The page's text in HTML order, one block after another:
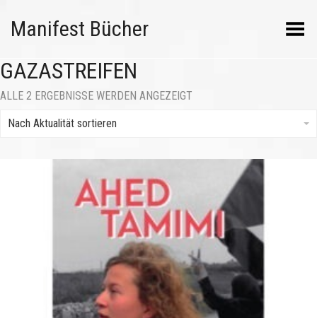
Manifest Bücher Menü umschalten
GAZASTREIFEN
ALLE 2 ERGEBNISSE WERDEN ANGEZEIGT
Nach Aktualität sortieren